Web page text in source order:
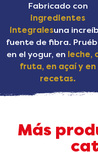
Fabricado con
ingredientes
integralesuna
fuente de fibra.
en el yogur, en leche,
fruta, en açaí y en
recetas.
Más